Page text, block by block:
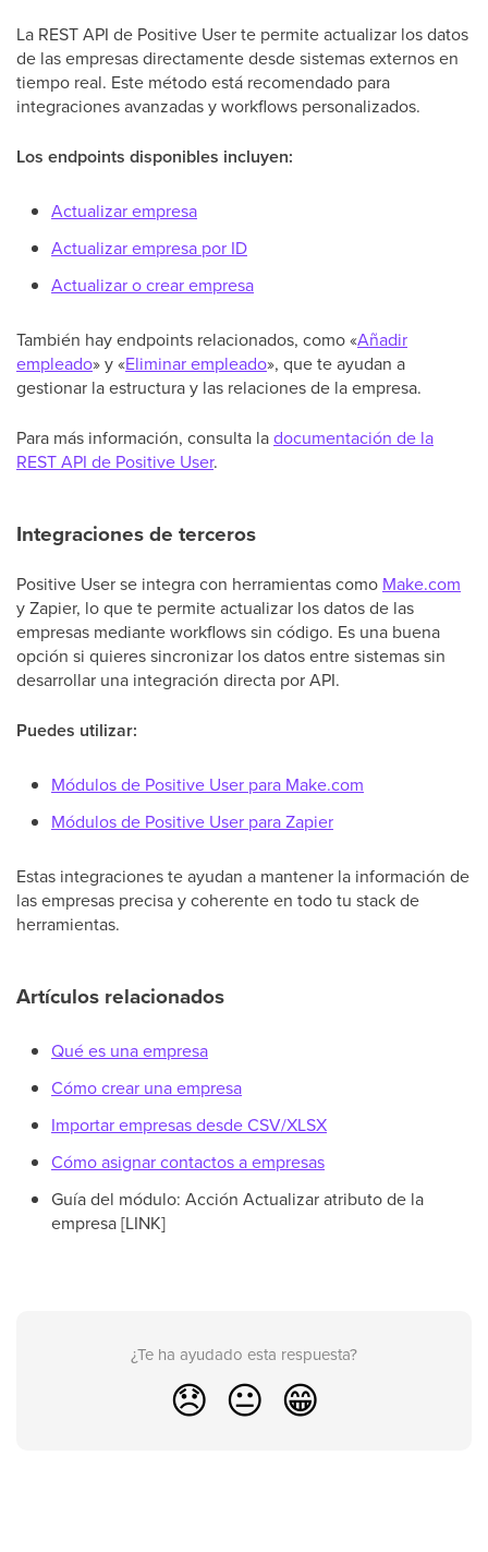
La REST API de Positive User te permite actualizar los datos
de las empresas directamente desde sistemas externos en
tiempo real. Este método está recomendado para
integraciones avanzadas y workflows personalizados.
Los endpoints disponibles incluyen:
Actualizar empresa
Actualizar empresa por ID
Actualizar o crear empresa
También hay endpoints relacionados, como «Añadir
empleado» y «Eliminar empleado», que te ayudan a
gestionar la estructura y las relaciones de la empresa.
Para más información, consulta ladocumentación de la
REST API de Positive User.
Integraciones de terceros
Positive User se integra con herramientas como Make.com
y Zapier, lo que te permite actualizar los datos de las
empresas mediante workflows sin código. Es una buena
opción si quieres sincronizar los datos entre sistemas sin
desarrollar una integración directa por API.
Puedes utilizar:
Módulos de Positive User para Make.com
Módulos de Positive User para Zapier
Estas integraciones te ayudan a mantener la información de
las empresas precisa y coherente en todo tu stack de
herramientas.
Artículos relacionados
Qué es una empresa
Cómo crear una empresa
Importar empresas desde CSV/XLSX
Cómo asignar contactos a empresas
Guía del módulo: Acción Actualizar atributo de la
empresa [LINK]
¿Te ha ayudado esta respuesta?
😞 😐 😁